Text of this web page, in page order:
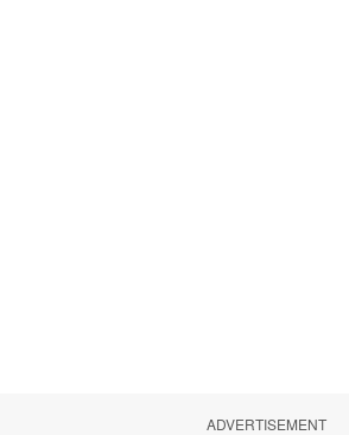
ADVERTISEMENT